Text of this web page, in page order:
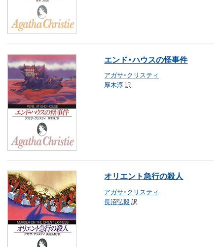
エンド・ハウスの怪事件
アガサ・クリスティ
厚木淳訳
オリエント急行の殺人
アガサ・クリスティ
長沼弘毅訳